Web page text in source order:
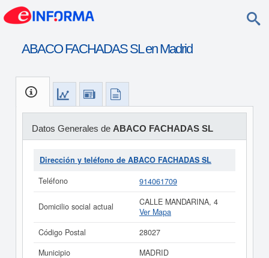
ABACO FACHADAS SL en Madrid
Datos Generales de ABACO FACHADAS SL
Dirección y teléfono de ABACO FACHADAS SL
Teléfono
914061709
Domicilio social actual
CALLE MANDARINA, 4
Ver Mapa
Código Postal
28027
Municipio
MADRID